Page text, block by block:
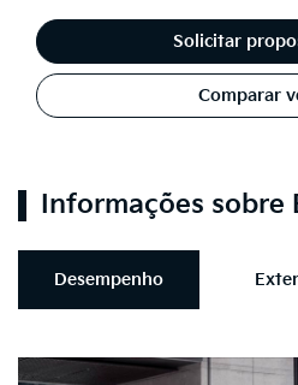
Solicitar
Comparar
Informações sobre
Desempenho